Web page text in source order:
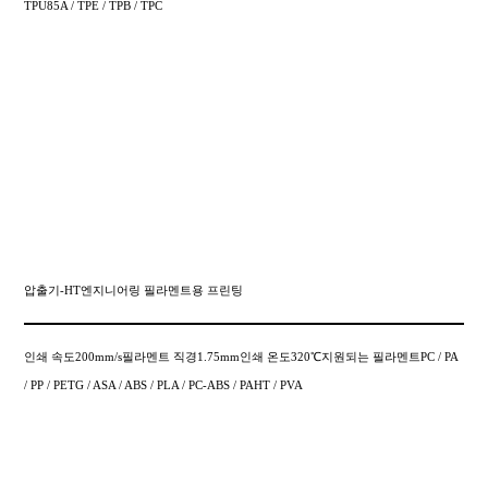
TPU85A / TPE / TPB / TPC
압출기-HT엔지니어링 필라멘트용 프린팅
인쇄 속도200mm/s필라멘트 직경1.75mm인쇄 온도320℃지원되는 필라멘트PC / PA
/ PP / PETG / ASA / ABS / PLA / PC-ABS / PAHT / PVA